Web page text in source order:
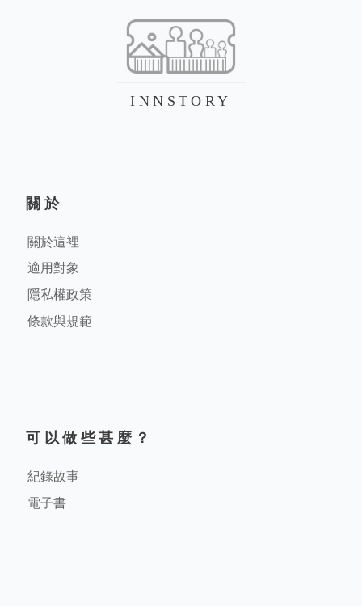
INNSTORY
關於
關於這裡
適用對象
隱私權政策
條款與規範
可以做些甚麼？
紀錄故事
電子書